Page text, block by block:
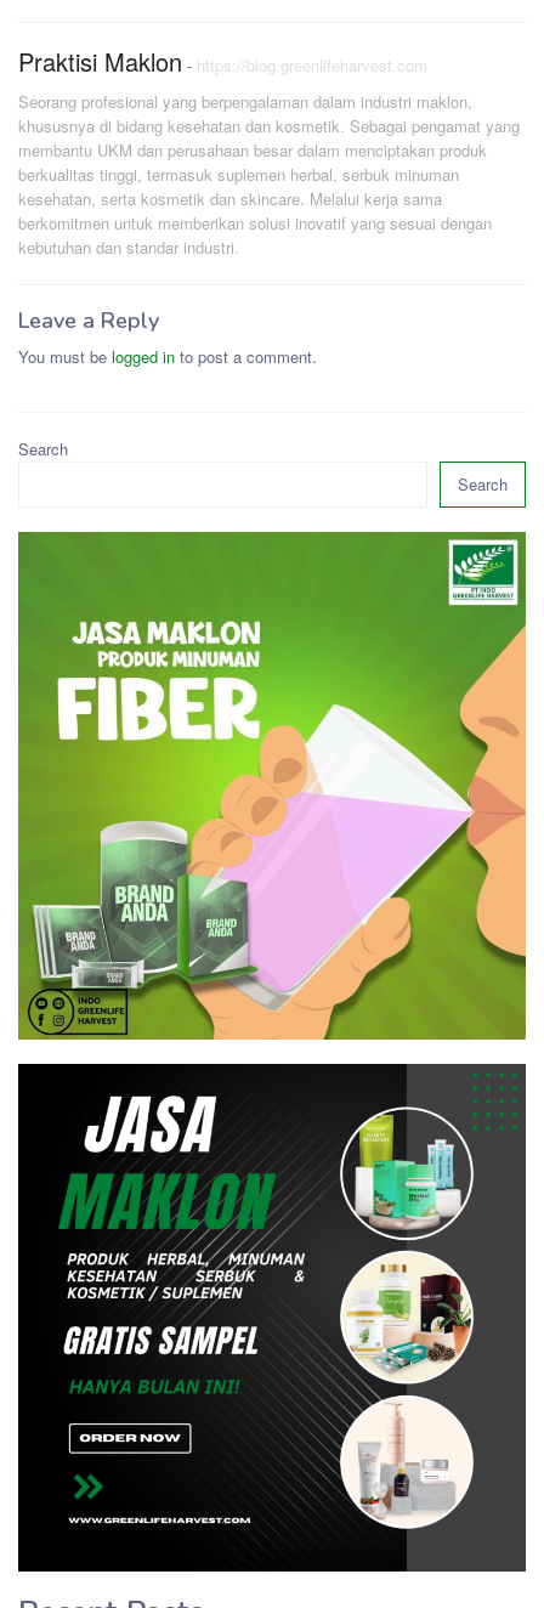
Praktisi Maklon - https://blog.greenlifeharvest.com
Seorang profesional yang berpengalaman dalam industri maklon,
khususnya di bidang kesehatan dan kosmetik. Sebagai pengamat yang
membantu UKM dan perusahaan besar dalam menciptakan produk
berkualitas tinggi, termasuk suplemen herbal, serbuk minuman
kesehatan, serta kosmetik dan skincare. Melalui kerja sama
berkomitmen untuk memberikan solusi inovatif yang sesuai dengan
kebutuhan dan standar industri.
Leave a Reply
You must be logged in to post a comment.
Search
Search